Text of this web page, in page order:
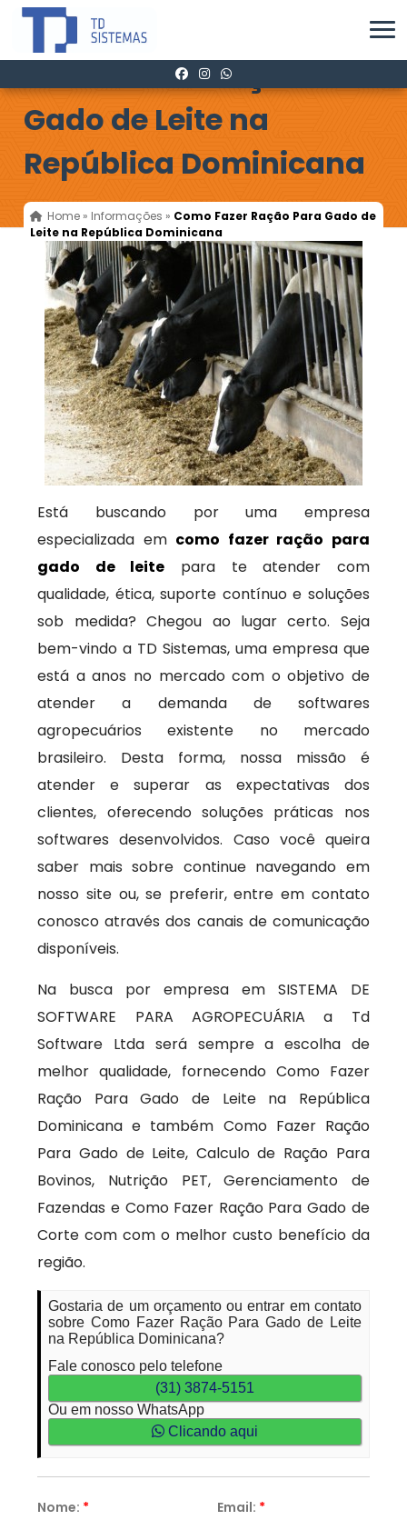
Como Fazer Ração Para
Gado de Leite na
República Dominicana
Home » Informações » Como Fazer Ração Para Gado de
Leite na República Dominicana
Está buscando por uma empresa
especializada em como fazer ração para
gado de leite para te atender com
qualidade, ética, suporte contínuo e soluções
sob medida? Chegou ao lugar certo. Seja
bem-vindo a TD Sistemas, uma empresa que
está a anos no mercado com o objetivo de
atender a demanda de softwares
agropecuários existente no mercado
brasileiro. Desta forma, nossa missão é
atender e superar as expectativas dos
clientes, oferecendo soluções práticas nos
softwares desenvolvidos. Caso você queira
saber mais sobre continue navegando em
nosso site ou, se preferir, entre em contato
conosco através dos canais de comunicação
disponíveis.
Na busca por empresa em SISTEMA DE
SOFTWARE PARA AGROPECUÁRIA a Td
Software Ltda será sempre a escolha de
melhor qualidade, fornecendo Como Fazer
Ração Para Gado de Leite na República
Dominicana e também Como Fazer Ração
Para Gado de Leite, Calculo de Ração Para
Bovinos, Nutrição PET, Gerenciamento de
Fazendas e Como Fazer Ração Para Gado de
Corte com com o melhor custo benefício da
região.
Gostaria de um orçamento ou entrar em contato
sobre Como Fazer Ração Para Gado de Leite
na República Dominicana?
Fale conosco pelo telefone
(31) 3874-5151
Ou em nosso WhatsApp
Clicando aqui
Nome: * Email: *